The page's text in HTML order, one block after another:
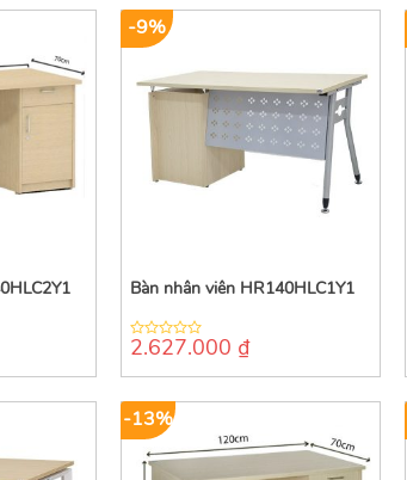
-9%
Bàn nhân viên HR140HLC1Y1
0
of
2.627.000 ₫
-13%